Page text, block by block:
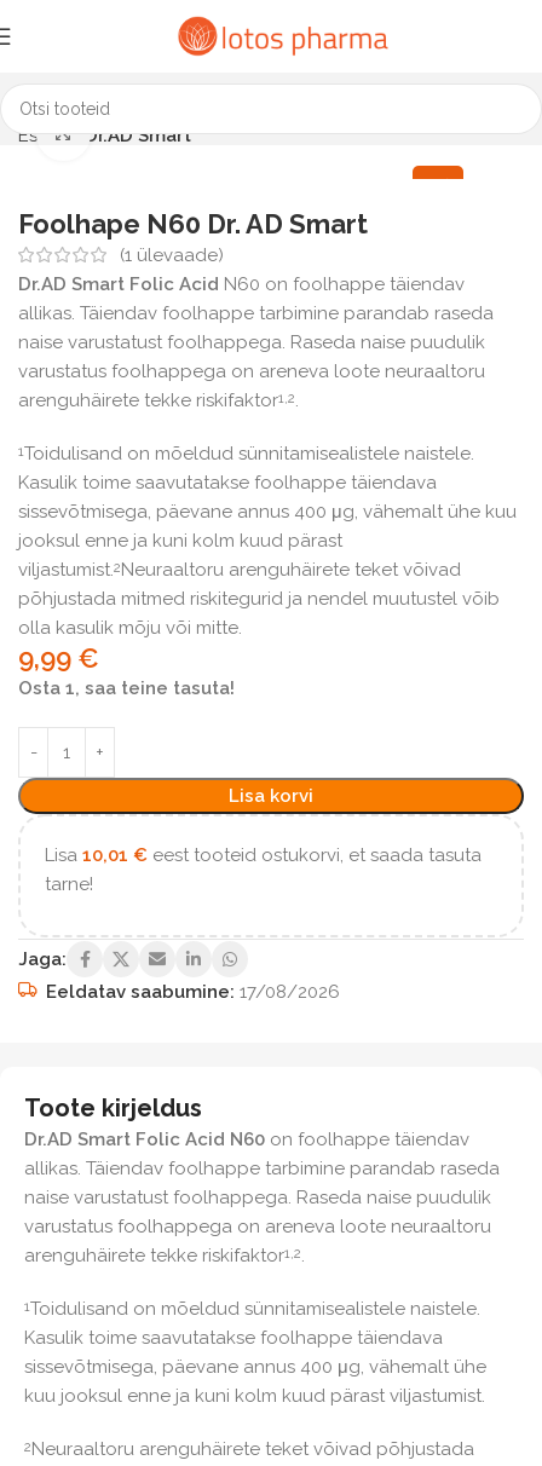
Esileht Dr.AD Smart
1=2
Click to enlarge
Foolhape N60 Dr. AD Smart
(1 ülevaade)
Dr.AD Smart Folic Acid N60 on foolhappe täiendav
allikas. Täiendav foolhappe tarbimine parandab raseda
naise varustatust fool­happega. Raseda naise puudulik
varustatus foolhappega on areneva loote neuraaltoru
arenguhäirete tekke riskifaktor1,2.
1Toidulisand on mõeldud sünnitamisealistele naistele.
Kasulik toime saavutatakse foolhappe täiendava
sissevõtmisega, päevane annus 400 μg, vähemalt ühe kuu
jooksul enne ja kuni kolm kuud pärast
viljastumist.2Neuraaltoru arenguhäirete teket võivad
põhjustada mitmed riskitegurid ja nendel muutustel võib
olla kasulik mõju või mitte.
9,99 €
Osta 1, saa teine tasuta!
Lisa korvi
Lisa 10,01 € eest tooteid ostukorvi, et saada tasuta
tarne!
Jaga:
Eeldatav saabumine: 17/08/2026
Toote kirjeldus
Dr.AD Smart Folic Acid N60 on foolhappe täiendav
allikas. Täiendav foolhappe tarbimine parandab raseda
naise varustatust fool­happega. Raseda naise puudulik
varustatus foolhappega on areneva loote neuraaltoru
arenguhäirete tekke riskifaktor1,2.
1Toidulisand on mõeldud sünnitamisealistele naistele.
Kasulik toime saavutatakse foolhappe täiendava
sissevõtmisega, päevane annus 400 μg, vähemalt ühe
kuu jooksul enne ja kuni kolm kuud pärast viljastumist.
2Neuraaltoru arenguhäirete teket võivad põhjustada